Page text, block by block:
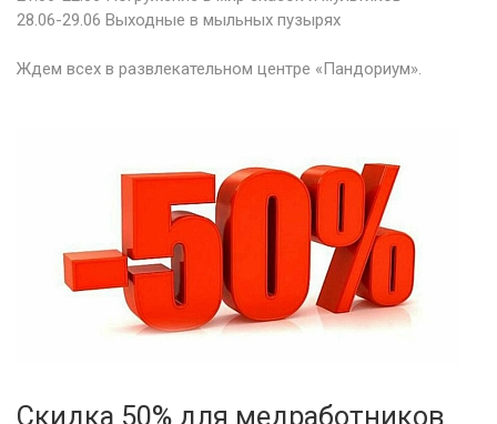
28.06-29.06 Выходные в мыльных пузырях
Ждем всех в развлекательном центре «Пандориум».
Скидка 50% для медработников